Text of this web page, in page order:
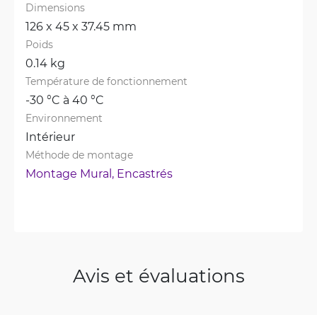
Dimensions
126 x 45 x 37.45 mm
Poids
0.14 kg
Température de fonctionnement
-30 °C à 40 °C
Environnement
Intérieur
Méthode de montage
Montage Mural, Encastrés
Avis et évaluations